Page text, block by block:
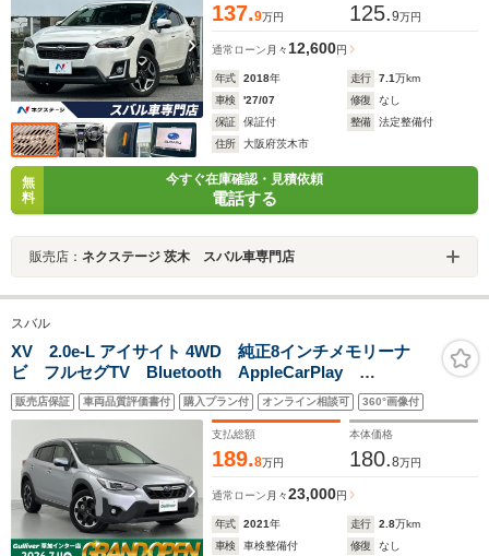
137.9万円 125.9万円
通常ローン 月々12,600円
年式 2018年 走行 7.1万km
車検
'27/07 修復
なし
保証
保証付 整備
法定整備付
住所
大阪府茨木市
無
料
今すぐ在庫確認・見積依頼
電話する
販売店： ネクステージ 茨木 スバル車専門店
スバル
XV 2.0e-L アイサイト 4WD 純正8インチメモリーナ
ビ フルセグTV Bluetooth AppleCarPlay
AndroidAuto 追従型クルコン ブラインドスポットモ
ニター X-MODE パドルシフト 前席パワーシート
販売店保証 車両品質評価書付 購入プラン付 オンライン相談可 360°画像付
支払総額
189.8万円
本体価格
180.8万円
通常ローン 月々23,000円
年式 2021年 走行 2.8万km
車検
車検整備付 修復
なし